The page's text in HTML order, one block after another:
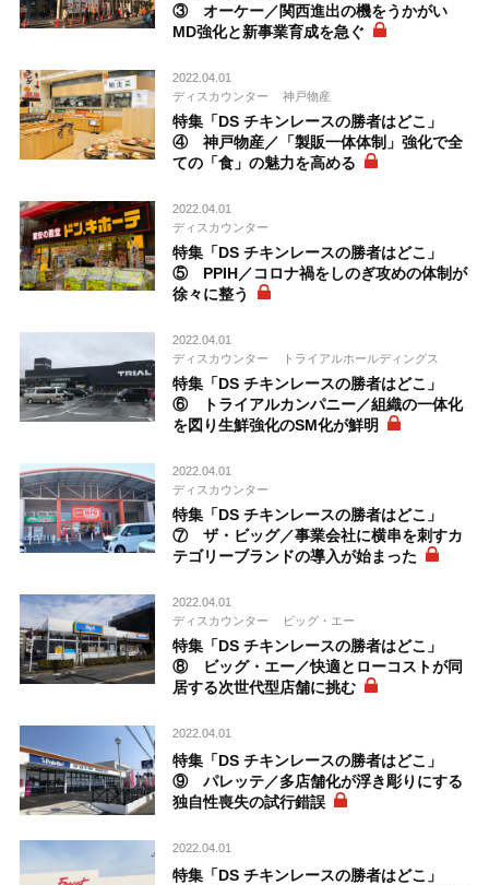
③ オーケー／関西進出の機をうかがい
MD強化と新事業育成を急ぐ
2022.04.01
ディスカウンター
神戸物産
特集「DS チキンレースの勝者はどこ」
④ 神戸物産／「製販一体体制」強化で全
ての「食」の魅力を高める
2022.04.01
ディスカウンター
特集「DS チキンレースの勝者はどこ」
⑤ PPIH／コロナ禍をしのぎ攻めの体制が
徐々に整う
2022.04.01
ディスカウンター
トライアルホールディングス
特集「DS チキンレースの勝者はどこ」
⑥ トライアルカンパニー／組織の一体化
を図り生鮮強化のSM化が鮮明
2022.04.01
ディスカウンター
特集「DS チキンレースの勝者はどこ」
⑦ ザ・ビッグ／事業会社に横串を刺すカ
テゴリーブランドの導入が始まった
2022.04.01
ディスカウンター
ビッグ・エー
特集「DS チキンレースの勝者はどこ」
⑧ ビッグ・エー／快適とローコストが同
居する次世代型店舗に挑む
2022.04.01
特集「DS チキンレースの勝者はどこ」
⑨ パレッテ／多店舗化が浮き彫りにする
独自性喪失の試行錯誤
2022.04.01
特集「DS チキンレースの勝者はどこ」